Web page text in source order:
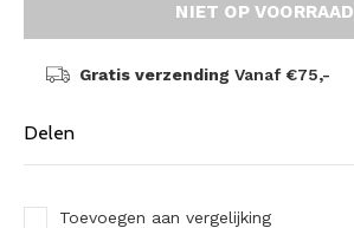
NIET OP VOORRAAD
Gratis verzending Vanaf €75,-
Delen
Toevoegen aan vergelijking